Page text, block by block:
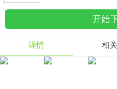
1642款游戏
动作
351款
经营养成
开始
详情 相关